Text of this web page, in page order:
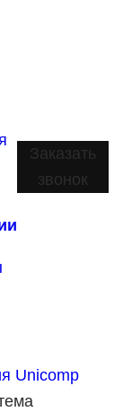
Заказать
звонок
Unicomp